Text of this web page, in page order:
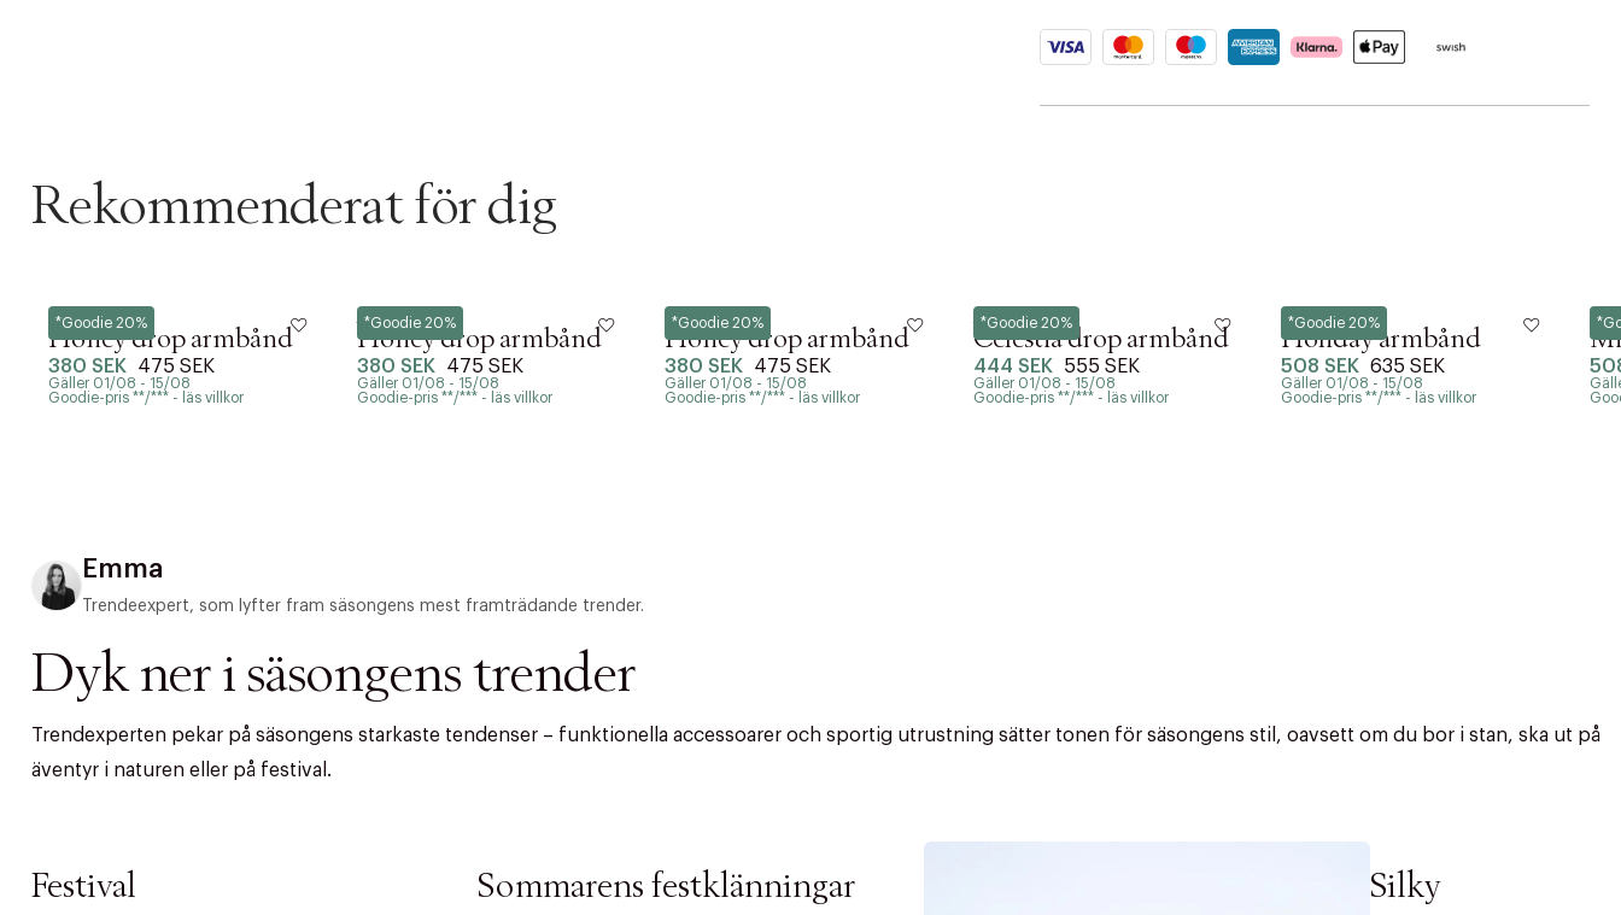
Rekommenderat för dig
*Goodie 20%
Hultquist
Honey drop armbånd
380 SEK 475 SEK
Gäller 01/08 - 15/08
Goodie-pris **/*** - läs villkor
*Goodie 20%
Hultquist
Honey drop armbånd
380 SEK 475 SEK
Gäller 01/08 - 15/08
Goodie-pris **/*** - läs villkor
*Goodie 20%
Hultquist
Honey drop armbånd
380 SEK 475 SEK
Gäller 01/08 - 15/08
Goodie-pris **/*** - läs villkor
*Goodie 20%
Hultquist
Celestia drop armbånd
444 SEK 555 SEK
Gäller 01/08 - 15/08
Goodie-pris **/*** - läs villkor
*Goodie 20%
Hultquist
Holiday armbånd
508 SEK 635 SEK
Gäller 01/08 - 15/08
Goodie-pris **/*** - läs villkor
Emma
Trendeexpert, som lyfter fram säsongens mest framträdande trender.
Dyk ner i säsongens trender
Trendexperten pekar på säsongens starkaste tendenser – funktionella accessoarer och sportig utrustning sätter tonen för säsongens stil, oavsett om du bor i stan, ska ut på
äventyr i naturen eller på festival.
Festival Sommarens festklänningar Silky